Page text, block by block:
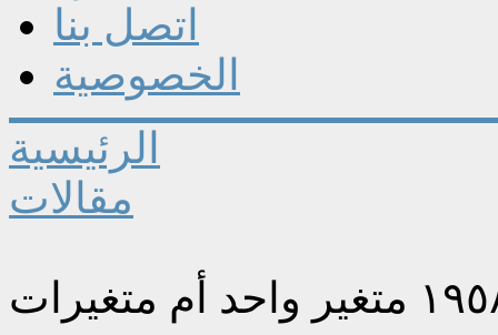
اتصل بنا
الخصوصية
الرئيسية
مقالات